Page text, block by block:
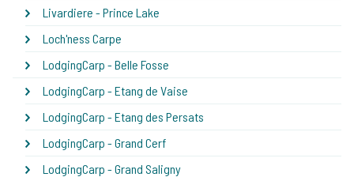
Livardiere - Prince Lake
Loch'ness Carpe
LodgingCarp - Belle Fosse
LodgingCarp - Etang de Vaise
LodgingCarp - Etang des Persats
LodgingCarp - Grand Cerf
LodgingCarp - Grand Saligny